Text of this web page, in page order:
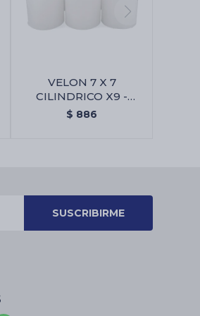
VELON 7 X 7
CILINDRICO X9 -
Blanco
$ 886
SUSCRIBIRME